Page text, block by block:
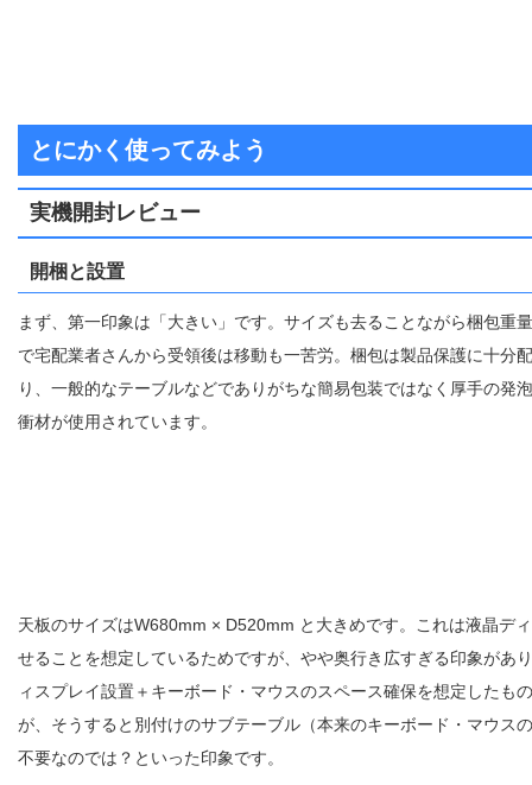
とにかく使ってみよう
実機開封レビュー
開梱と設置
まず、第一印象は「大きい」です。サイズも去ることながら梱包重
で宅配業者さんから受領後は移動も一苦労。梱包は製品保護に十分
り、一般的なテーブルなどでありがちな簡易包装ではなく厚手の発
衝材が使用されています。
天板のサイズはW680mm × D520mm と大きめです。これは液晶デ
せることを想定しているためですが、やや奥行き広すぎる印象があ
ィスプレイ設置＋キーボード・マウスのスペース確保を想定したも
が、そうすると別付けのサブテーブル（本来のキーボード・マウス
不要なのでは？といった印象です。